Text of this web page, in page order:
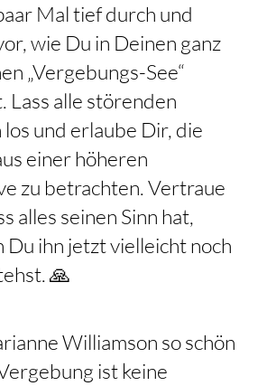
Mal tief durch und
wie Du in Deinen ganz
„Vergebungs-See“
Lass alle störenden
und erlaube Dir, die
einer höheren
zu betrachten. Vertraue
alles seinen Sinn hat,
Du ihn jetzt vielleicht noch
🙏
Williamson so schön
ist keine